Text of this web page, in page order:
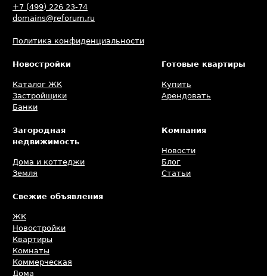
+7 (499) 226 23-74
domains@reforum.ru
Политика конфиденциальности
Новостройки
Каталог ЖК
Застройщики
Банки
Готовые квартиры
Купить
Арендовать
Загородная
недвижимость
Дома и коттеджи
Земля
Компания
Новости
Блог
Статьи
Свежие объявления
ЖК
Новостройки
Квартиры
Комнаты
Коммерческая
Дома